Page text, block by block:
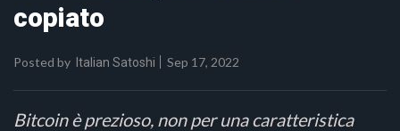
copiato
Posted by Italian Satoshi Sep 17, 2022
Bitcoin è prezioso, non per una caratteristica